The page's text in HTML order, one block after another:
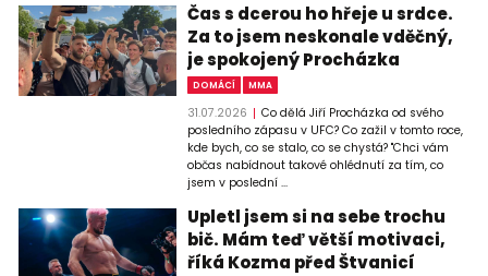
Čas s dcerou ho hřeje u srdce.
Za to jsem neskonale vděčný,
je spokojený Procházka
DOMÁCÍ MMA
31.07.2026
Co dělá Jiří Procházka od svého
posledního zápasu v UFC? Co zažil v tomto roce,
kde bych, co se stalo, co se chystá? "Chci vám
občas nabídnout takové ohlédnutí za tím, co
jsem v poslední ...
Upletl jsem si na sebe trochu
bič. Mám teď větší motivaci,
říká Kozma před Štvanicí